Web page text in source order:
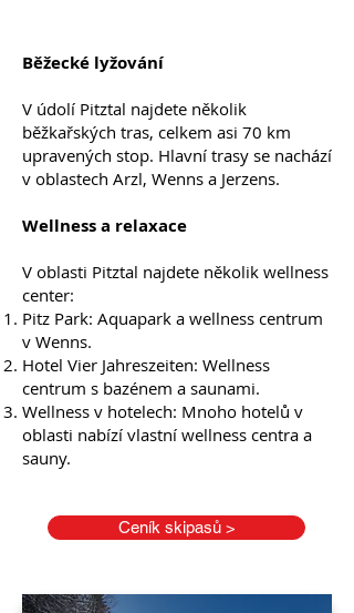
Běžecké lyžování
V údolí Pitztal najdete několik
běžkařských tras, celkem asi 70 km
upravených stop. Hlavní trasy se nachází
v oblastech Arzl, Wenns a Jerzens.
Wellness a relaxace
V oblasti Pitztal najdete několik wellness
center:
Pitz Park: Aquapark a wellness centrum
v Wenns.
Hotel Vier Jahreszeiten: Wellness
centrum s bazénem a saunami.
Wellness v hotelech: Mnoho hotelů v
oblasti nabízí vlastní wellness centra a
sauny.
Ceník skipasů >